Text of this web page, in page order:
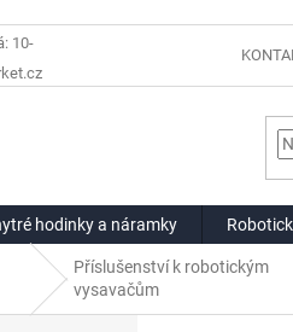
hodinky a náramky
Příslušenství k robotickým
vysavačům